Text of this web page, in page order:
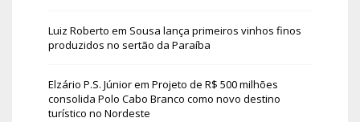
Luiz Roberto em Sousa lança primeiros vinhos finos
produzidos no sertão da Paraíba
Elzário P.S. Júniorem Projeto de R$ 500 milhões
consolida Polo Cabo Branco como novo destino
turístico no Nordeste